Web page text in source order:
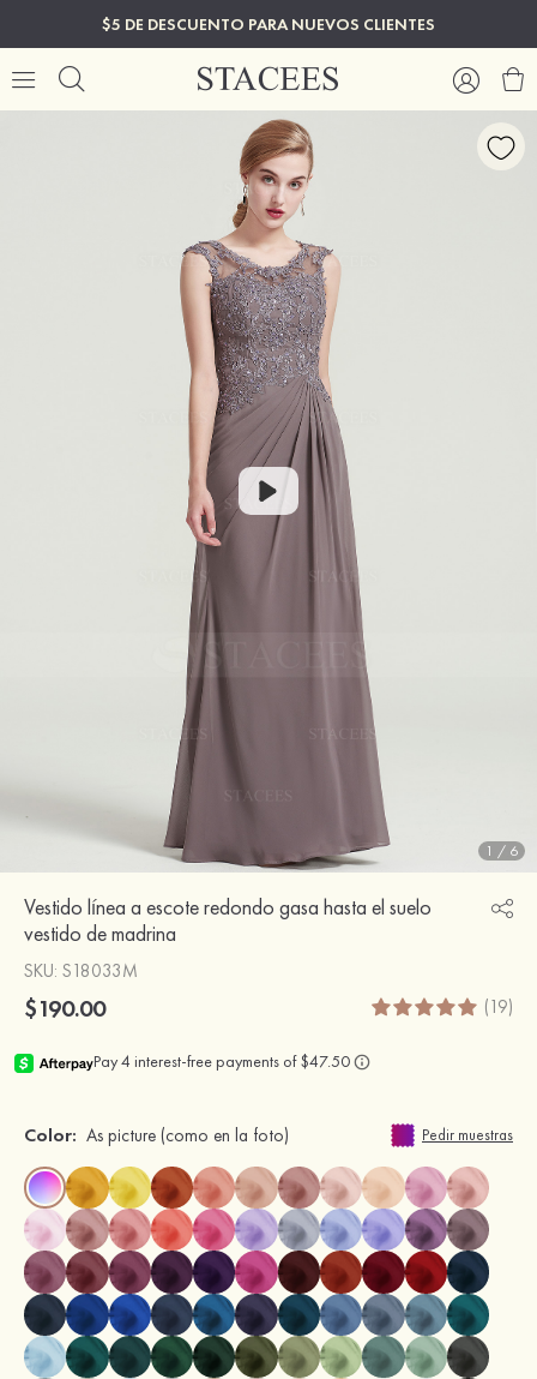
$5 DE DESCUENTO PARA NUEVOS CLIENTES
1 / 6
Vestido línea a escote redondo gasa hasta el suelo
vestido de madrina
SKU: S18033M
$190.00 (19)
Color: As picture (como en la foto) Pedir muestras